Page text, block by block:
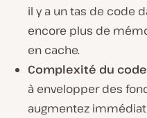
il y a un tas de code
encore plus de
en cache.
Complexité du
à envelopper des
augmentez